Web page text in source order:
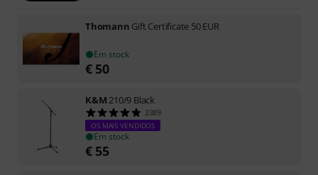
Thomann Gift Certificate 50 EUR
Em stock
€ 50
K&M 210/9 Black
2389
OS MAIS VENDIDOS
Em stock
€ 55